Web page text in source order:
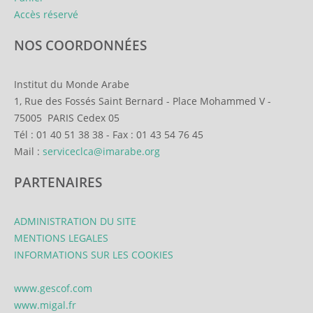
Accès réservé
NOS COORDONNÉES
Institut du Monde Arabe
1, Rue des Fossés Saint Bernard - Place Mohammed V -
75005 PARIS Cedex 05
Tél : 01 40 51 38 38 - Fax : 01 43 54 76 45
Mail : serviceclca@imarabe.org
PARTENAIRES
ADMINISTRATION DU SITE
MENTIONS LEGALES
INFORMATIONS SUR LES COOKIES
www.gescof.com
www.migal.fr